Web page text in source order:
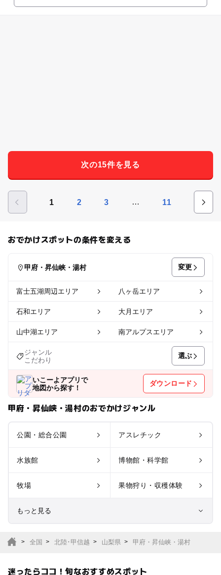
次の15件を見る
1 2 3 … 11
おでかけスポットの条件を変える
甲府・昇仙峡・湯村 変更
富士五湖周辺エリア 八ヶ岳エリア
石和エリア 大月エリア
山中湖エリア 南アルプスエリア
ジャンル
こだわり
選ぶ
いこーよアプリで
地図から探す！
ダウンロード
甲府・昇仙峡・湯村のおでかけジャンル
公園・総合公園 アスレチック
水族館 博物館・科学館
牧場 果物狩り・収穫体験
もっと見る
全国 北陸･甲信越 山梨県 甲府・昇仙峡・湯村
迷ったらココ！旬なおすすめスポット